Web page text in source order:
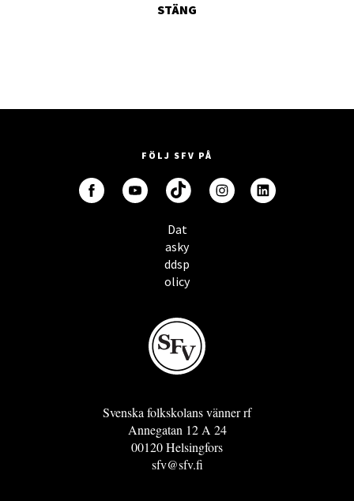
STÄNG
FÖLJ SFV PÅ
Dat
asky
ddsp
olicy
Svenska folkskolans vänner rf
Annegatan 12 A 24
00120 Helsingfors
sfv@sfv.fi